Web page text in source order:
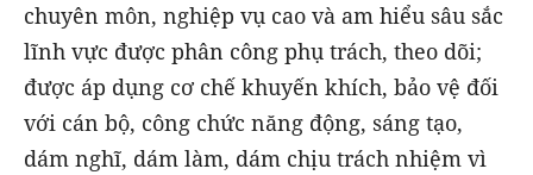
chuyên môn, nghiệp vụ cao và am hiểu sâu sắc
lĩnh vực được phân công phụ trách, theo dõi;
được áp dụng cơ chế khuyến khích, bảo vệ đối
với cán bộ, công chức năng động, sáng tạo,
dám nghĩ, dám làm, dám chịu trách nhiệm vì